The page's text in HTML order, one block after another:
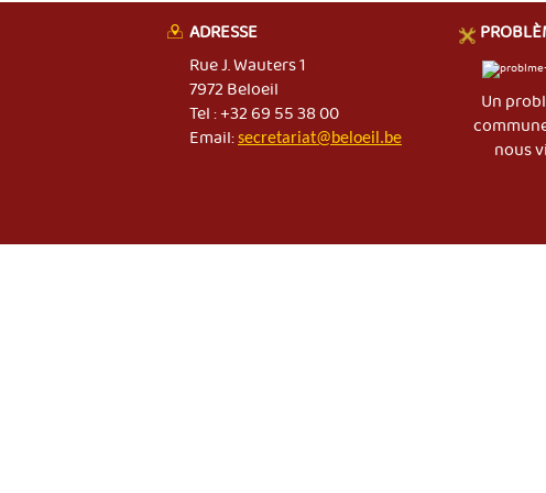
ADRESSE
Rue J. Wauters 1
7972 Beloeil
Tel : +32 69 55 38 00
Email:secretariat@beloeil.be
Un
nous